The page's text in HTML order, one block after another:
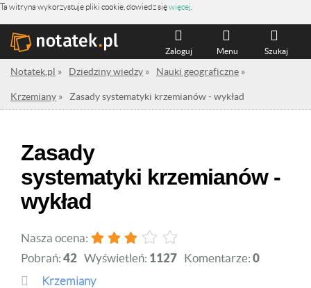
Ta witryna wykorzystuje pliki cookie, dowiedz sięwięcej
Szukaj
Menu
Zaloguj
Notatek.pl » Dziedziny wiedzy » Nauki geograficzne »
Krzemiany » Zasady systematyki krzemianów - wykład
Zasady
systematyki krzemianów -
wykład
Nasza ocena:
Pobrań: 42 Wyświetleń: 1127 Komentarze: 0
Krzemiany